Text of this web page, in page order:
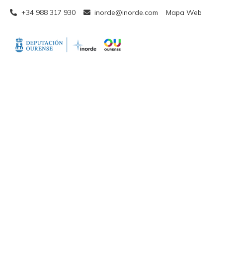
+34 988 317 930 inorde@inorde.com Mapa Web